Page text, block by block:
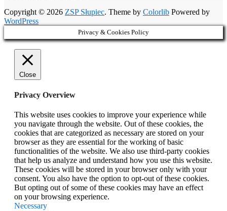
Copyright © 2026 ZSP Słupiec. Theme by Colorlib Powered by
WordPress
Privacy & Cookies Policy
Close
Privacy Overview
This website uses cookies to improve your experience while
you navigate through the website. Out of these cookies, the
cookies that are categorized as necessary are stored on your
browser as they are essential for the working of basic
functionalities of the website. We also use third-party cookies
that help us analyze and understand how you use this website.
These cookies will be stored in your browser only with your
consent. You also have the option to opt-out of these cookies.
But opting out of some of these cookies may have an effect
on your browsing experience.
Necessary